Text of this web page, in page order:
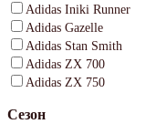
Adidas Iniki Runner
Adidas Gazelle
Adidas Stan Smith
Adidas ZX 700
Adidas ZX 750
Сезон